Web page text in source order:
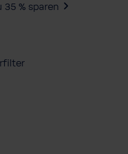
35 % sparen